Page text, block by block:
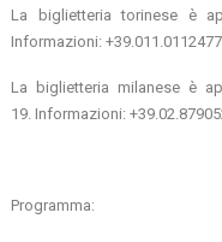
La biglietteria torinese è
Informazioni:
La biglietteria milanese è
19. Informazioni:
Programma: